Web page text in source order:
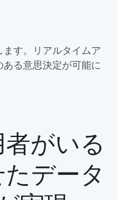
す。リアルタイムア
る意思決定が可能に
がいる
データ